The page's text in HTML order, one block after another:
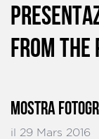
FROM THE
MOSTRA
il 29 Mars 2016